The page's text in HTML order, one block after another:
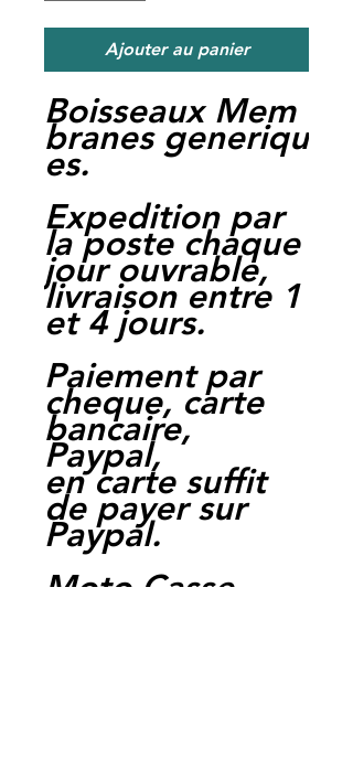
Ajouter au panier
Boisseaux Mem
branes generiqu
es.
Expedition par
la poste chaque
jour ouvrable,
livraison entre 1
et 4 jours.
Paiement par
cheque, carte
bancaire,
Paypal,
en carte suffit
de payer sur
Paypal.
Moto Casse